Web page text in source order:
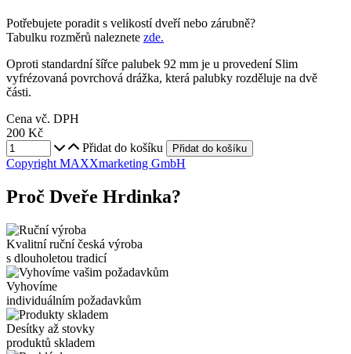
Potřebujete poradit s velikostí dveří nebo zárubně?
Tabulku rozměrů naleznete zde.
Oproti standardní šířce palubek 92 mm je u provedení Slim
vyfrézovaná povrchová drážka, která palubky rozděluje na dvě
části.
Cena vč. DPH
200 Kč
Přidat do košíku
Copyright MAXXmarketing GmbH
Proč Dveře Hrdinka?
Kvalitní ruční česká výroba
s dlouholetou tradicí
Vyhovíme
individuálním požadavkům
Desítky až stovky
produktů skladem